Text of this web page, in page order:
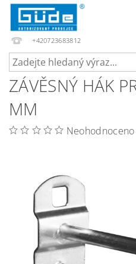
+420723683812
ZÁVĚSNÝ HÁK
MM
Neohodnoceno